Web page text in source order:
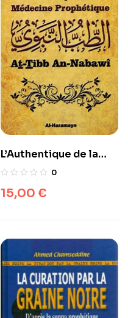
L’Authentique de la
Médecine Prophétique
Ibn Qayyim Al-
0
15,00 €